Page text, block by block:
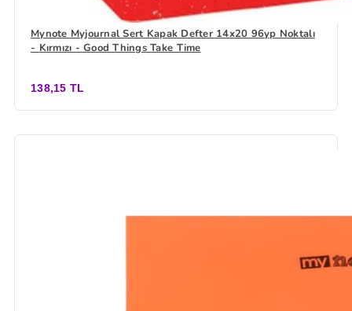
Mynote Myjournal Sert Kapak Defter 14x20 96yp Noktalı
- Kırmızı - Good Things Take Time
138,15 TL